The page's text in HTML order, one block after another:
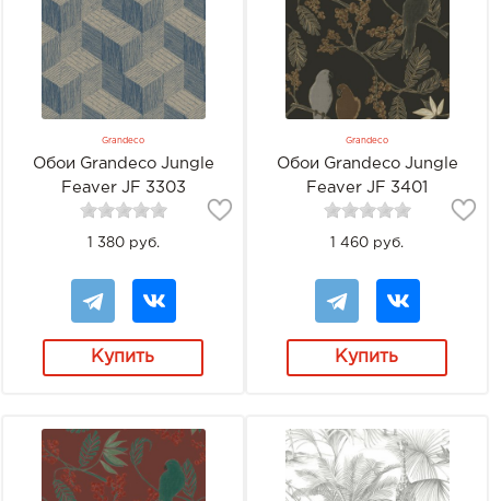
Grandeco
Обои Grandeco Jungle
Feaver JF 3303
1 380 руб.
Купить
Grandeco
Обои Grandeco Jungle
Feaver JF 3401
1 460 руб.
Купить